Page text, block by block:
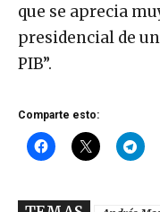
que se aprecia
presidencial de
PIB”.
Comparte esto: